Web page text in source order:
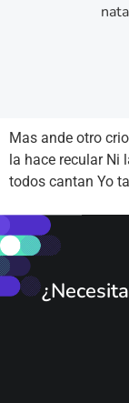
Mas ande otro
la hace recular Ni
todos cantan Yo